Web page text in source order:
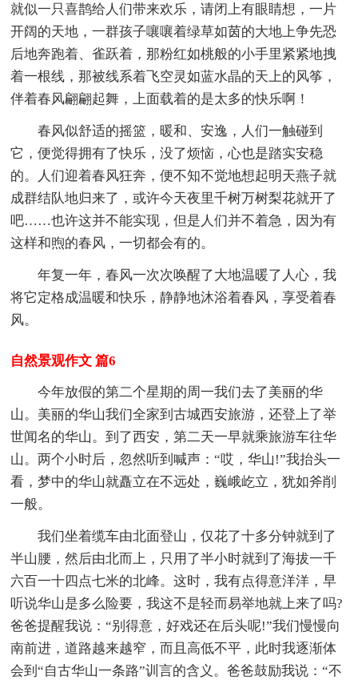
就似一只喜鹊给人们带来欢乐，请闭上有眼睛想，一片
开阔的天地，一群孩子嚷嚷着绿草如茵的大地上争先恐
后地奔跑着、雀跃着，那粉红如桃般的小手里紧紧地拽
着一根线，那被线系着飞空灵如蓝水晶的天上的风筝，
伴着春风翩翩起舞，上面载着的是太多的快乐啊！
春风似舒适的摇篮，暖和、安逸，人们一触碰到
它，便觉得拥有了快乐，没了烦恼，心也是踏实安稳
的。人们迎着春风狂奔，便不知不觉地想起明天燕子就
成群结队地归来了，或许今天夜里千树万树梨花就开了
吧……也许这并不能实现，但是人们并不着急，因为有
这样和煦的春风，一切都会有的。
年复一年，春风一次次唤醒了大地温暖了人心，我
将它定格成温暖和快乐，静静地沐浴着春风，享受着春
风。
自然景观作文 篇6
今年放假的第二个星期的周一我们去了美丽的华
山。美丽的华山我们全家到古城西安旅游，还登上了举
世闻名的华山。到了西安，第二天一早就乘旅游车往华
山。两个小时后，忽然听到喊声：“哎，华山!”我抬头一
看，梦中的华山就矗立在不远处，巍峨屹立，犹如斧削
一般。
我们坐着缆车由北面登山，仅花了十多分钟就到了
半山腰，然后由北而上，只用了半小时就到了海拔一千
六百一十四点七米的北峰。这时，我有点得意洋洋，早
听说华山是多么险要，我这不是轻而易举地就上来了吗?
爸爸提醒我说：“别得意，好戏还在后头呢!”我们慢慢向
南前进，道路越来越窄，而且高低不平，此时我逐渐体
会到“自古华山一条路”训言的含义。爸爸鼓励我说：“不